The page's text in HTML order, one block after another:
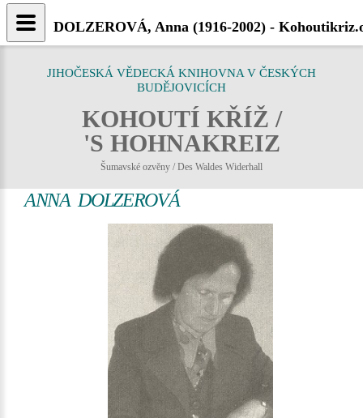
JIHOČESKÁ VĚDECKÁ KNIHOVNA V ČESKÝCH
BUDĚJOVICÍCH
KOHOUTÍ KŘÍŽ /
'S HOHNAKREIZ
Šumavské ozvěny / Des Waldes Widerhall
ANNA DOLZEROVÁ
DOLZEROVÁ, Anna (1916-2002) -